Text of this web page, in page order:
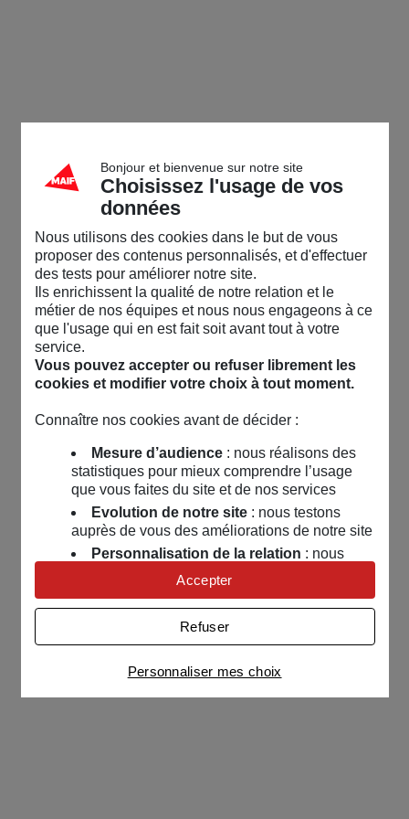
Bonjour et bienvenue sur notre site
Choisissez l'usage de vos
données
Nous utilisons des cookies dans le but de vous
proposer des contenus personnalisés, et d'effectuer
des tests pour améliorer notre site.
Ils enrichissent la qualité de notre relation et le
métier de nos équipes et nous nous engageons à ce
que l'usage qui en est fait soit avant tout à votre
service.
Vous pouvez accepter ou refuser librement les
cookies et modifier votre choix à tout moment.
Connaître nos cookies avant de décider :
Mesure d’audience: nous réalisons des
statistiques pour mieux comprendre l’usage
que vous faites du site et de nos services
Evolution de notre site: nous testons
auprès de vous des améliorations de notre site
Personnalisation de la relation : nous
nous servons de cookies pour adapter nos
contenus et personnaliser nos offres
Univers publicitaire: nous utilisons avec
nos partenaires des cookies pour afficher des
publicités personnalisées
Connaître notre politique cookies et la liste de nos
partenaires
Personnaliser mes choix
Refuser
Accepter